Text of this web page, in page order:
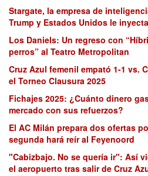
Stargate, la empresa de
Trump y Estados Unidos le
Los Daniels: Un regreso con
perros” al Teatro Metropolitan
Cruz Azul femenil empató 1-1 vs.
el Torneo Clausura 2025
Fichajes 2025: ¿Cuánto dinero
mercado con sus refuerzos?
El AC Milán prepara dos ofertas
segunda hará reír al Feyenoord
"Cabizbajo. No se quería ir": Así
el aeropuerto tras salir de Cruz